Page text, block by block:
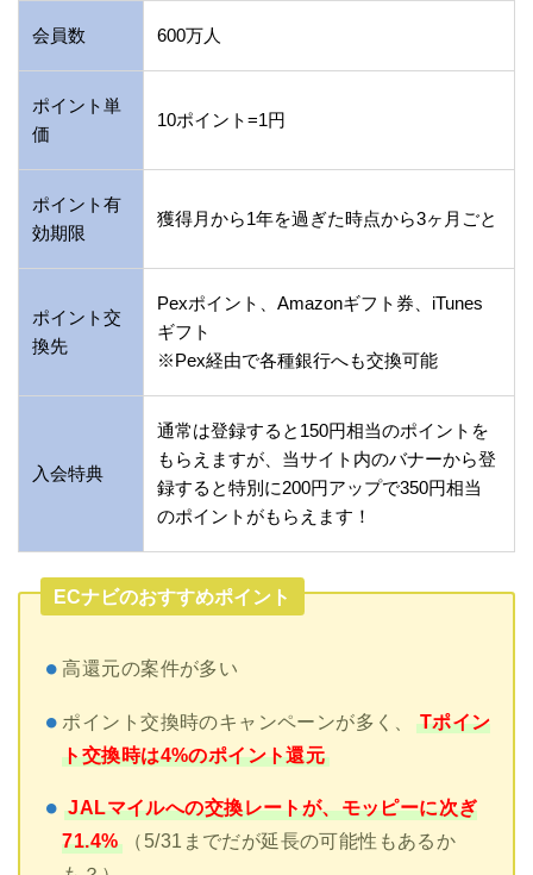
会員数 600万人
ポイント単
価
10ポイント=1円
ポイント有
効期限
獲得月から1年を過ぎた時点から3ヶ月ごと
ポイント交
換先
Pexポイント、Amazonギフト券、iTunes
ギフト
※Pex経由で各種銀行へも交換可能
入会特典
通常は登録すると150円相当のポイントを
もらえますが、当サイト内のバナーから登
録すると特別に200円アップで350円相当
のポイントがもらえます！
ECナビのおすすめポイント
高還元の案件が多い
ポイント交換時のキャンペーンが多く、
Tポイン
ト交換時は4%のポイント還元
JALマイルへの交換レートが、モッピーに次ぎ
71.4%
（5/31までだが延長の可能性もあるか